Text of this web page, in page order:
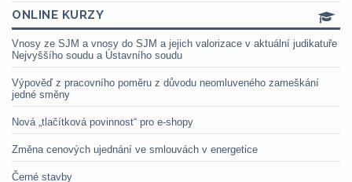
ONLINE KURZY
Vnosy ze SJM a vnosy do SJM a jejich valorizace v aktuální judikatuře
Nejvyššího soudu a Ústavního soudu
Výpověď z pracovního poměru z důvodu neomluveného zameškání
jedné směny
Nová „tlačítková povinnost“ pro e-shopy
Změna cenových ujednání ve smlouvách v energetice
Černé stavby